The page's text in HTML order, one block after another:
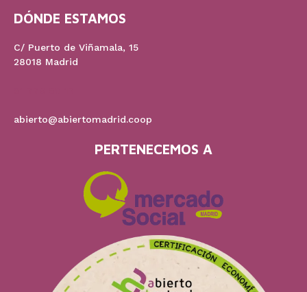
DÓNDE ESTAMOS
C/ Puerto de Viñamala, 15
28018 Madrid
abierto@abiertomadrid.coop
PERTENECEMOS A